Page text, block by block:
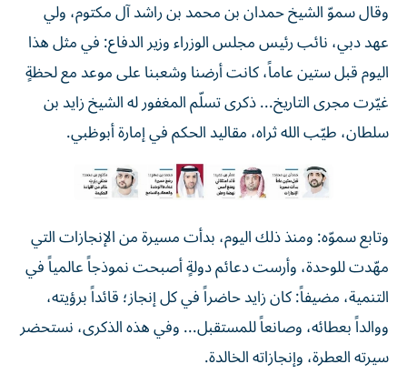
وقال سموّ الشيخ حمدان بن محمد بن راشد آل مكتوم، ولي
عهد دبي، نائب رئيس مجلس الوزراء وزير الدفاع: في مثل هذا
اليوم قبل ستين عاماً، كانت أرضنا وشعبنا على موعد مع لحظةٍ
غيّرت مجرى التاريخ... ذكرى تسلّم المغفور له الشيخ زايد بن
سلطان، طيّب الله ثراه، مقاليد الحكم في إمارة أبوظبي.
وتابع سموّه: ومنذ ذلك اليوم، بدأت مسيرة من الإنجازات التي
مهّدت للوحدة، وأرست دعائم دولةٍ أصبحت نموذجاً عالمياً في
التنمية، مضيفاً: كان زايد حاضراً في كل إنجاز؛ قائداً برؤيته،
ووالداً بعطائه، وصانعاً للمستقبل... وفي هذه الذكرى، نستحضر
سيرته العطرة، وإنجازاته الخالدة.